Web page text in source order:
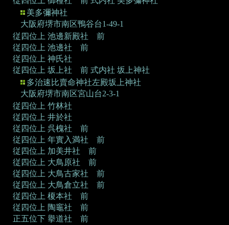
美多彌神社
大阪府堺市南区鴨谷台1-49-1
従四位上 池邊新殿社 前
従四位上 池邊社 前
従四位上 神氏社
従四位上 坂上社 前 式内社 坂上神社
多治速比賣命神社左殿坂上神社
大阪府堺市南区宮山台2-3-1
従四位上 竹林社
従四位上 井於社
従四位上 呉槐社 前
従四位上 年實入満社 前
従四位上 加美井社 前
従四位上 大鳥原社 前
従四位上 大鳥古家社 前
従四位上 大鳥倉立社 前
従四位上 榎本社 前
従四位上 陶竈社 前
正五位下 擧道社 前